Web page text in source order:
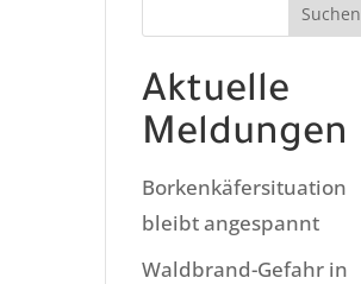
Suchen
Aktuelle
Meldungen
Borkenkäfersituation
bleibt angespannt
Waldbrand-Gefahr in